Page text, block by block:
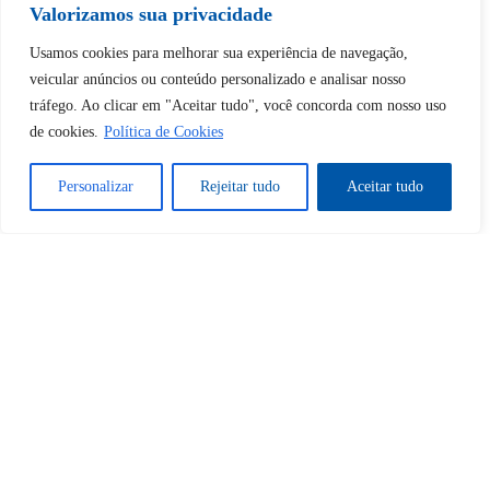
Valorizamos sua privacidade
Usamos cookies para melhorar sua experiência de navegação,
veicular anúncios ou conteúdo personalizado e analisar nosso
tráfego. Ao clicar em "Aceitar tudo", você concorda com nosso uso
de cookies. Política de Cookies
Personalizar Rejeitar tudo Aceitar tudo
Tem certeza de que deseja
desbloquear esta publicação?
Desbloquear esquerda : 0
Sim Não